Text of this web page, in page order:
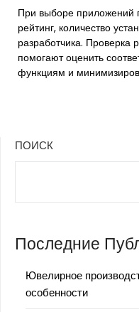
При выборе приложений
рейтинг, количество
разработчика. Проверка
помогают оценить
функциям и
ПОИСК
Последние
Ювелирное
особенности